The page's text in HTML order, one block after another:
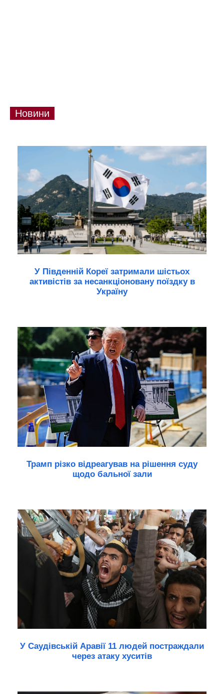
Новини
У Південній Кореї затримали шістьох
активістів за несанкціоновану поїздку в
Україну
Трамп різко відреагував на рішення суду
щодо бальної зали
У Саудівській Аравії 11 людей постраждали
через атаку хуситів